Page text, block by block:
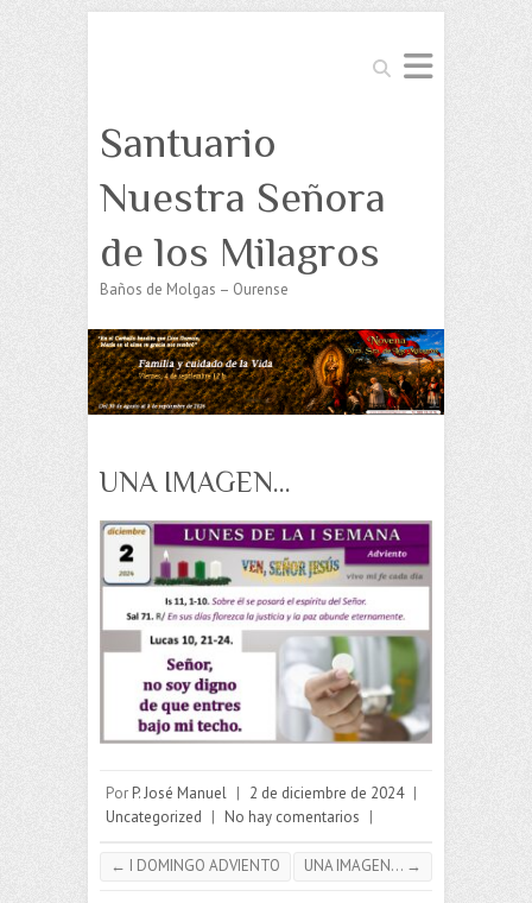
Buscar
Santuario
Nuestra Señora
de los Milagros
Baños de Molgas – Ourense
UNA IMAGEN…
Por P. José Manuel | 2 de diciembre de 2024 |
Uncategorized | No hay comentarios |
← I DOMINGO ADVIENTO UNA IMAGEN… →